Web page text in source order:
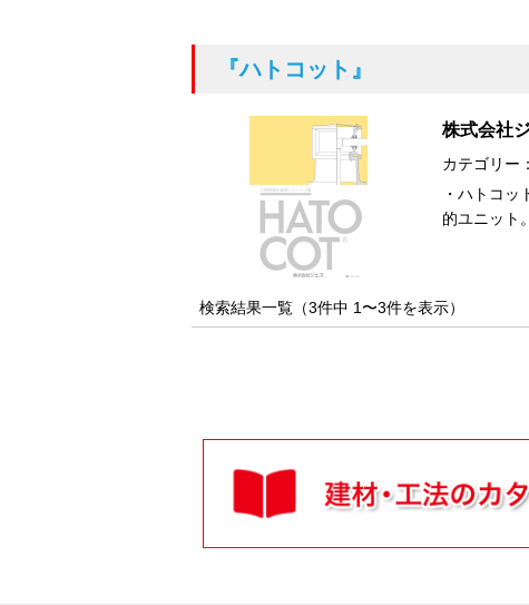
『ハトコット』
株式会社
カテゴリー：
・ハトコ
的ユニット
検索結果一覧（3件中 1〜3件を表示）